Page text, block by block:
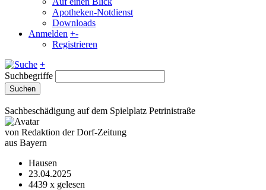
Apotheken-Notdienst
Downloads
Anmelden +-
Registrieren
+
Suchbegriffe
Suchen
Sachbeschädigung auf dem Spielplatz Petrinistraße
von Redaktion der Dorf-Zeitung
aus Bayern
Hausen
23.04.2025
4439 x gelesen